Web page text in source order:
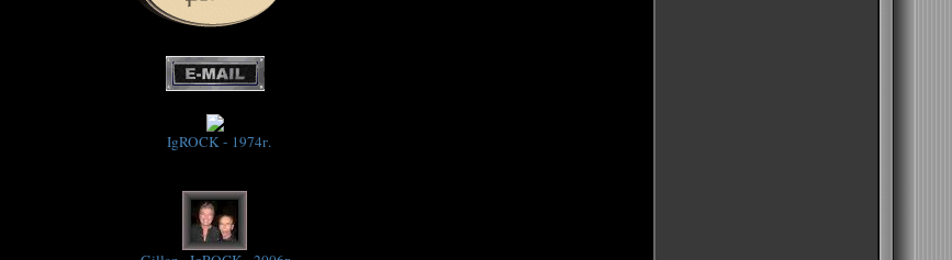
IgROCK - 1974г.